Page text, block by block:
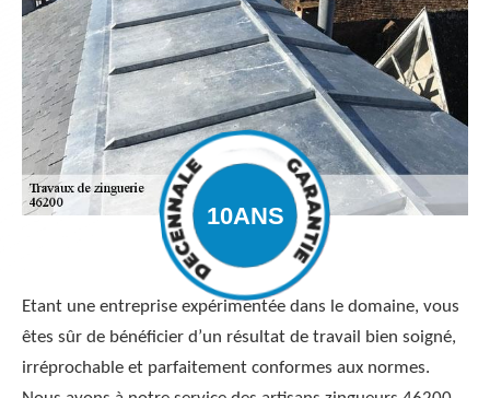
Etant une entreprise expérimentée dans le domaine, vous
êtes sûr de bénéficier d’un résultat de travail bien soigné,
irréprochable et parfaitement conformes aux normes.